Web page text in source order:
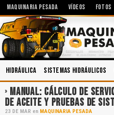
MAQUINARIA PESADA VÍDEOS FOTOS
Hidráulica Sistemas Hidráulicos
MANUAL: CÁLCULO DE
DE ACEITE Y PRUEBAS DE
23 DE MAR en MAQUINARIA PESADA